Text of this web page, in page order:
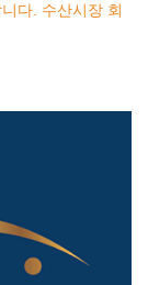
다. 수산시장 회